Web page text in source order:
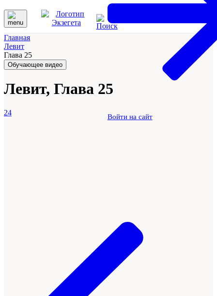
Войти на сайт
Главная
Левит
Глава 25
Обучающее видео
Левит, Глава 25
24